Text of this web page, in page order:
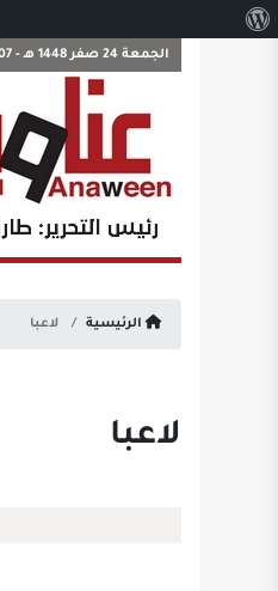
الجمعة 24 صفر 1448 هـ - 07 أغسطس 2026 م
الرئيسية لاعبا
لاعبا